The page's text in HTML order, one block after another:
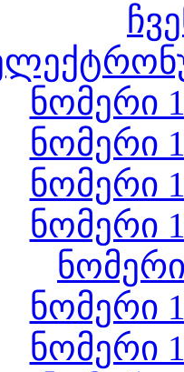
ნომერი
ნომერი
ნომერი
ნომერი
ნომერი
ნომერი